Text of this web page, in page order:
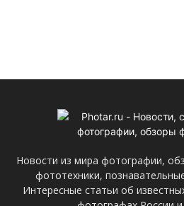
Новости из мира фотографии,
фототехники,
Интересные статьи об